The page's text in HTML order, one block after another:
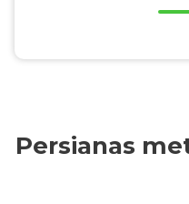
Persianas